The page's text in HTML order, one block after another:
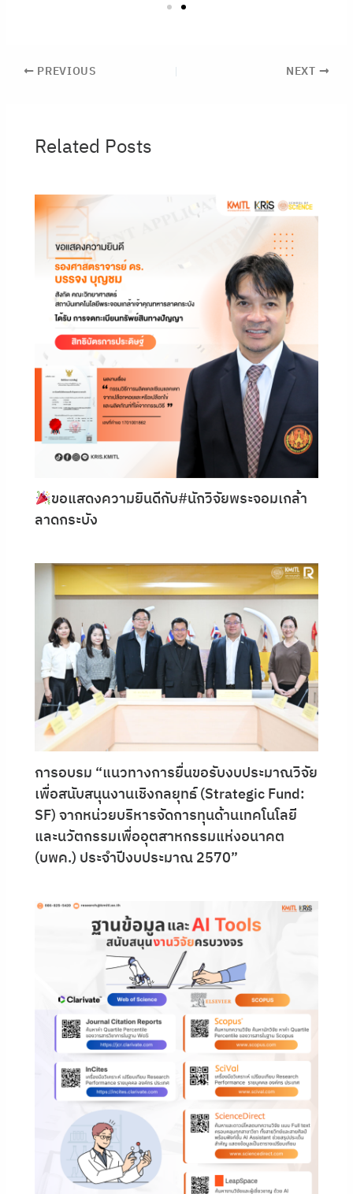
PREVIOUS NEXT
Related Posts
ขอแสดงความยินดีกับ#นักวิจัยพระจอมเกล้า
ลาดกระบัง
การอบรม “แนวทางการยื่นขอรับงบประมาณวิจัย
เพื่อสนับสนุนงานเชิงกลยุทธ์ (Strategic Fund:
SF) จากหน่วยบริหารจัดการทุนด้านเทคโนโลยี
และนวัตกรรมเพื่ออุตสาหกรรมแห่งอนาคต
(บพค.) ประจำปีงบประมาณ 2570”